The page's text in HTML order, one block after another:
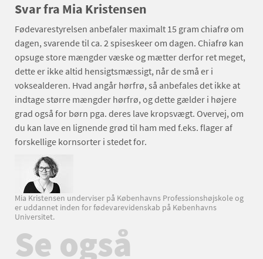
Svar fra Mia Kristensen
Fødevarestyrelsen anbefaler maximalt 15 gram chiafrø om
dagen, svarende til ca. 2 spiseskeer om dagen. Chiafrø kan
opsuge store mængder væske og mætter derfor ret meget,
dette er ikke altid hensigtsmæssigt, når de små er i
voksealderen. Hvad angår hørfrø, så anbefales det ikke at
indtage større mængder hørfrø, og dette gælder i højere
grad også for børn pga. deres lave kropsvægt. Overvej, om
du kan lave en lignende grød til ham med f.eks. flager af
forskellige kornsorter i stedet for.
Mia Kristensen underviser på Københavns Professionshøjskole og
er uddannet inden for fødevarevidenskab på Københavns
Universitet.
Se også